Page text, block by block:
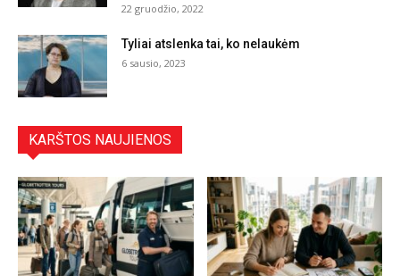
22 gruodžio, 2022
Tyliai atslenka tai, ko nelaukėm
6 sausio, 2023
KARŠTOS NAUJIENOS